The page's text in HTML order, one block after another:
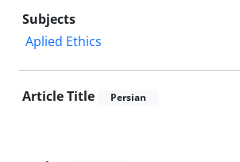
Subjects
Aplied Ethics
Article Title Persian